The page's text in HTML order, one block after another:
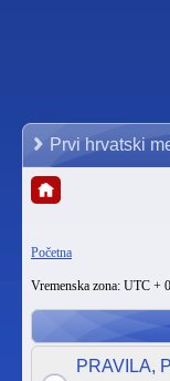
Prvi hrvatski
Početna
Vremenska zona: UTC +
PRAVILA,